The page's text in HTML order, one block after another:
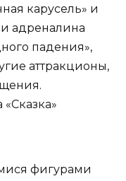
карусель» и
адреналина
падения»,
аттракционы,
фигурами